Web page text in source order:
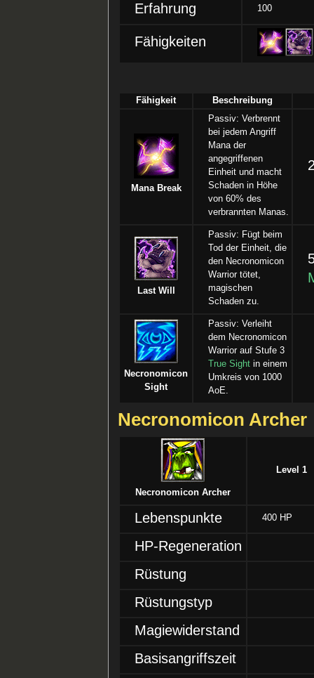
Erfahrung 100
Fähigkeiten
Fähigkeit Beschreibung
Mana Break
Passiv: Verbrennt
bei jedem Angriff
Mana der
angegriffenen
Einheit und macht
Schaden in Höhe
von 60% des
verbrannten Manas.
Last Will
Passiv: Fügt beim
Tod der Einheit, die
den Necronomicon
Warrior tötet,
magischen
Schaden zu.
Necronomicon
Sight
Passiv: Verleiht
dem Necronomicon
Warrior auf Stufe 3
True Sight in einem
Umkreis von 1000
AoE.
Necronomicon Archer
Necronomicon Archer
Level 1
Lebenspunkte 400 HP
HP-Regeneration
Rüstung
Rüstungstyp
Magiewiderstand
Basisangriffszeit